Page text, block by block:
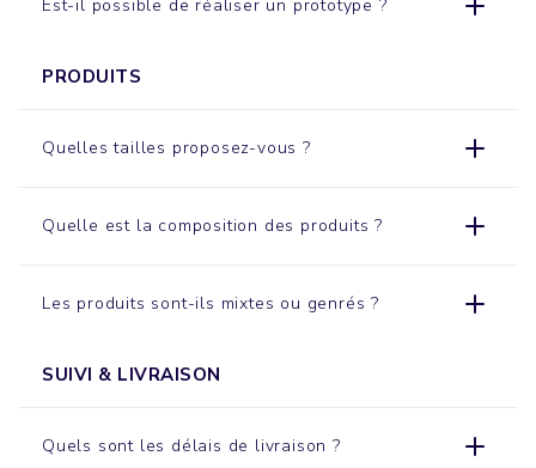
Est-il possible de réaliser un prototype ?
PRODUITS
Quelles tailles proposez-vous ?
Quelle est la composition des produits ?
Les produits sont-ils mixtes ou genrés ?
SUIVI & LIVRAISON
Quels sont les délais de livraison ?